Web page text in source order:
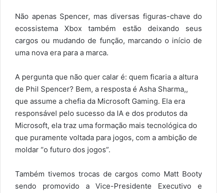
Não apenas Spencer, mas diversas figuras-chave do
ecossistema Xbox também estão deixando seus
cargos ou mudando de função, marcando o início de
uma nova era para a marca.
A pergunta que não quer calar é: quem ficaria a altura
de Phil Spencer? Bem, a resposta é Asha Sharma,,
que assume a chefia da Microsoft Gaming. Ela era
responsável pelo sucesso da IA e dos produtos da
Microsoft, ela traz uma formação mais tecnológica do
que puramente voltada para jogos, com a ambição de
moldar “o futuro dos jogos”.
Também tivemos trocas de cargos como Matt Booty
sendo promovido a Vice-Presidente Executivo e